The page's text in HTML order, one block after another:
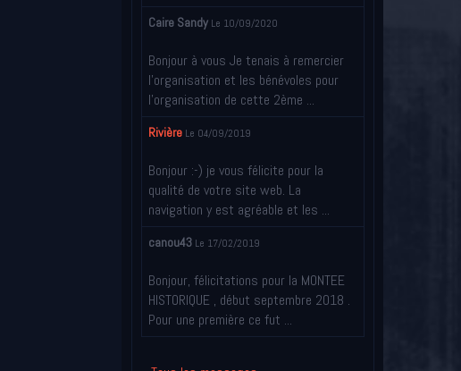
Caire Sandy Le 10/09/2020
Bonjour à vous Je tenais à remercier
l’organisation et les bénévoles pour
l’organisation de cette 2ème ...
Rivière Le 04/09/2019
Bonjour :-) je vous félicite pour la
qualité de votre site web. La
navigation y est agréable et les ...
canou43 Le 17/02/2019
Bonjour, félicitations pour la MONTEE
HISTORIQUE , début septembre 2018 .
Pour une première ce fut ...